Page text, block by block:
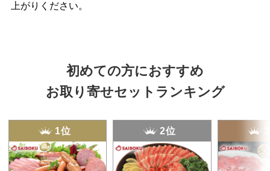
上がりください。
初めての方におすすめ
お取り寄せセットランキング
1位 2位